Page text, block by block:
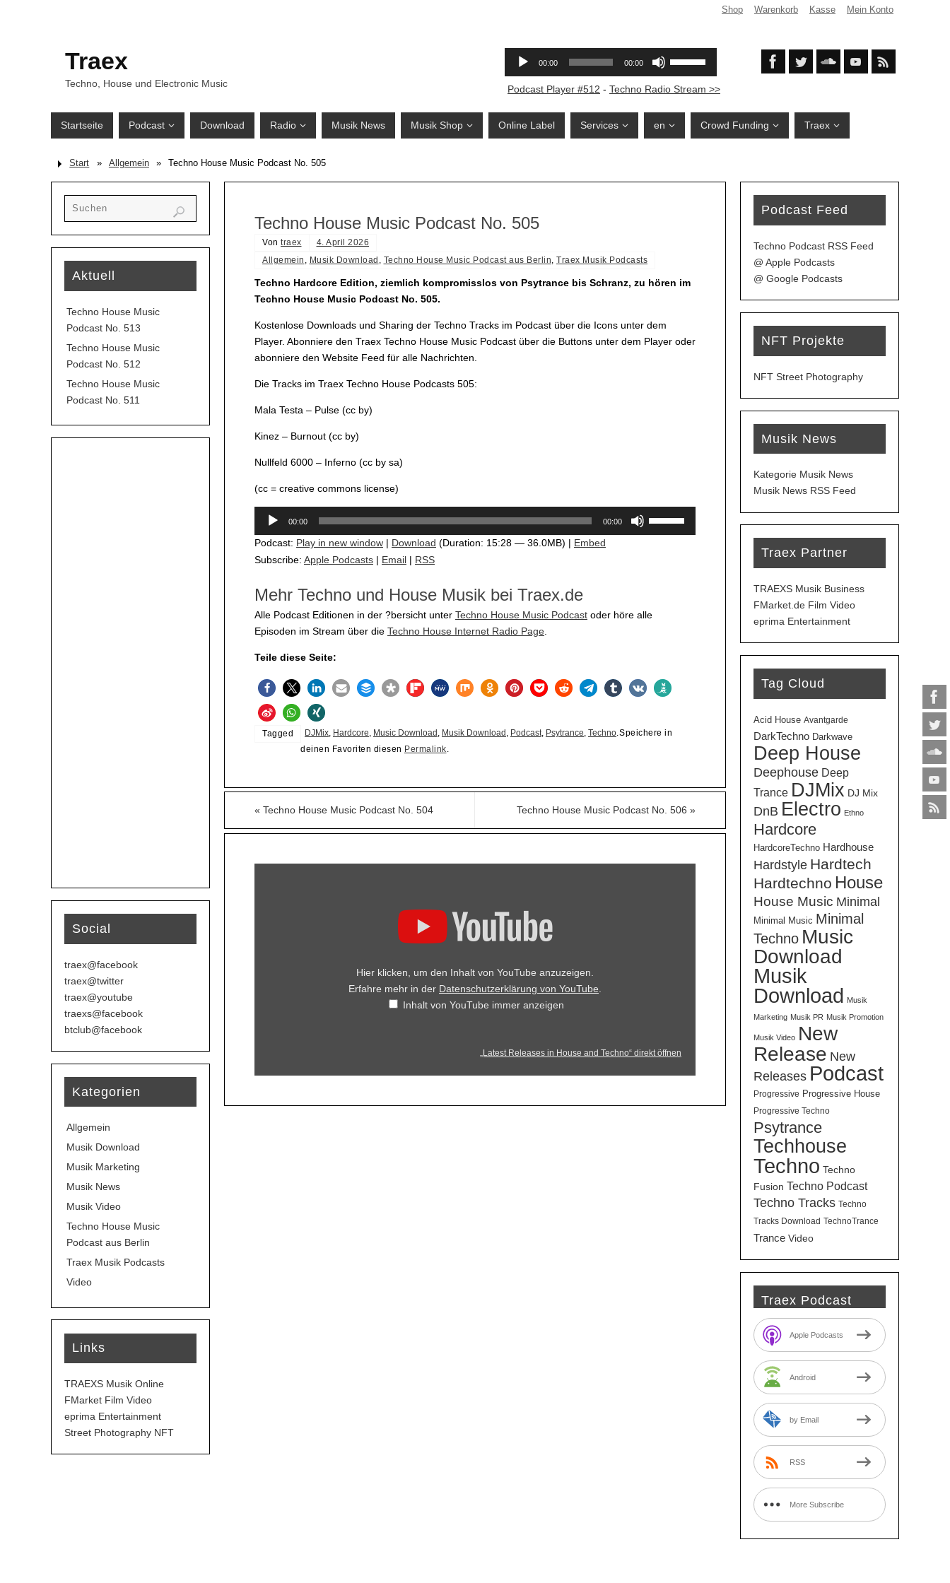
Shop Warenkorb Kasse Mein Konto
Traex
Techno, House und Electronic Music Podcast Player #512 - Techno Radio Stream >>
Startseite Podcast Download Radio Musik News Musik Shop Online Label Services en Crowd Funding Traex
Start » Allgemein » Techno House Music Podcast No. 505
Techno House Music Podcast No. 505
Von traex
4. April 2026
Allgemein , Musik Download , Techno House Music Podcast aus Berlin, Traex Musik Podcasts
Techno Hardcore Edition, ziemlich kompromisslos von Psytrance bis Schranz, zu hören im
Techno House Music Podcast No. 505.
Kostenlose Downloads und Sharing der Techno Tracks im Podcast über die Icons unter dem
Player. Abonniere den Traex Techno House Music Podcast über die Buttons unter dem Player oder
abonniere den Website Feed für alle Nachrichten.
Die Tracks im Traex Techno House Podcasts 505:
Mala Testa – Pulse (cc by)
Kinez – Burnout (cc by)
Nullfeld 6000 – Inferno (cc by sa)
(cc = creative commons license)
Audio-
00:00 00:00
zu
Podcast: Play in new window | Download (Duration: 15:28 — 36.0MB) | Embed
Subscribe: Apple Podcasts | Email | RSS
Mehr Techno und House Musik bei Traex.de
Alle Podcast Editionen in der ?bersicht unter Techno House Music Podcast oder höre alle
Episoden im Stream über die Techno House Internet Radio Page
Teile diese Seite:
Tagged DJMix, Hardcore, Music Download , Musik Download , Podcast, Psytrance, Techno.Speichere in
deinen Favoriten diesen Permalink.
« Techno House Music Podcast No. 504 Techno House Music Podcast No. 506 »
Hier klicken, um den Inhalt von YouTube anzuzeigen.
Erfahre mehr in der Datenschutzerklärung von YouTube
Inhalt von YouTube immer anzeigen
„Latest Releases in House and Techno“ direkt öffnen
Aktuell
Techno House Music
Podcast No. 513
Techno House Music
Podcast No. 512
Techno House Music
Podcast No. 511
Social
traex@facebook
traex@twitter
traex@youtube
traexs@facebook
btclub@facebook
Kategorien
Allgemein
Musik Download
Musik Marketing
Musik News
Musik Video
Techno House Music
Podcast aus Berlin
Traex Musik Podcasts
Video
Links
TRAEXS Musik Online
FMarket Film Video
eprima Entertainment
Street Photography NFT
Podcast Feed
Techno Podcast RSS Feed
@ Apple Podcasts
@ Google Podcasts
NFT Projekte
NFT Street Photography
Musik News
Kategorie Musik News
Musik News RSS Feed
Traex Partner
TRAEXS Musik Business
FMarket.de Film Video
eprima Entertainment
Tag Cloud
Acid House Avantgarde
DarkTechno Darkwave
Deep House
Deephouse Deep
Trance DJMix DJ Mix
DnB Electro Ethno
Hardcore
HardcoreTechno Hardhouse
Hardstyle Hardtech
Hardtechno House
House Music Minimal
Minimal Music Minimal
Techno Music
Download
Musik
Download Musik
Marketing Musik PR Musik Promotion
Musik Video New
Release New
Releases Podcast
Progressive Progressive House
Progressive Techno
Psytrance
Techhouse
Techno Techno
Fusion Techno Podcast
Techno Tracks Techno
Tracks Download TechnoTrance
Trance Video
Traex Podcast
Apple Podcasts
Android
by Email
RSS
More Subscribe
Options